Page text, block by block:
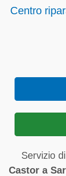
Centro
Servizio di
Castor a